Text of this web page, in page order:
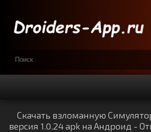
Скачать взломанную
версия 1.0.24 apk на Андроид -